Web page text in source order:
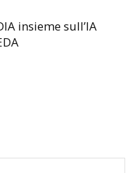
insieme sull’IA